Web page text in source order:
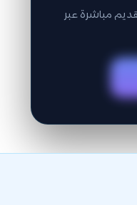
مباشرة عبر